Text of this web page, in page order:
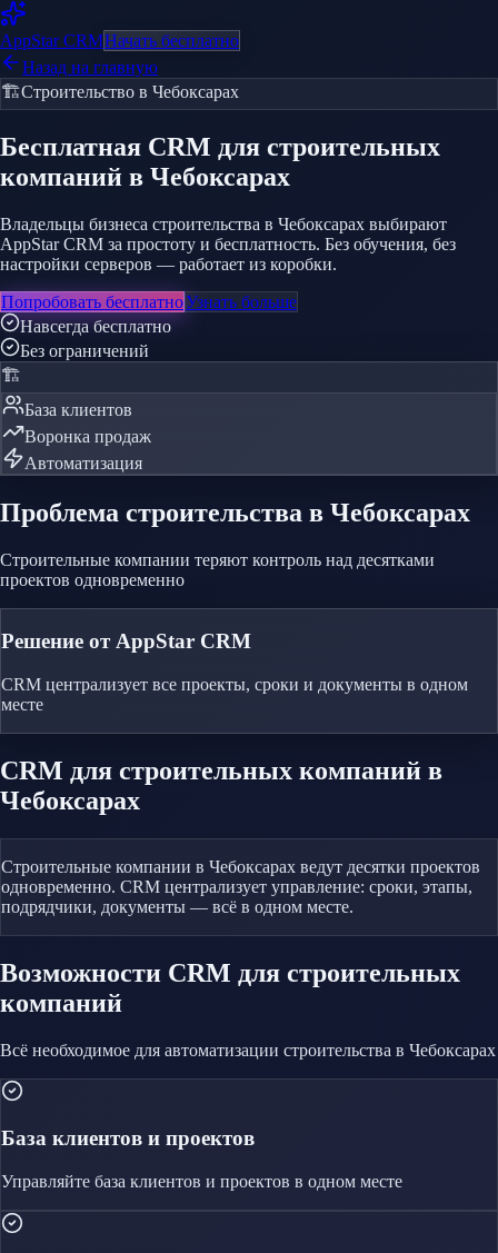
AppStarCRMНачать бесплатно
Назад на главную
🏗️Строительство в Чебоксарах
Бесплатная CRM для строительных
компаний в Чебоксарах
Владельцы бизнеса строительства в Чебоксарах выбирают
AppStar CRM за простоту и бесплатность. Без обучения, без
настройки серверов — работает из коробки.
Попробовать бесплатноУзнать больше
Навсегда бесплатно
Без ограничений
🏗️
База клиентов
Воронка продаж
Автоматизация
Проблема строительства в Чебоксарах
Строительные компании теряют контроль над десятками
проектов одновременно
Решение от AppStar CRM
CRM централизует все проекты, сроки и документы в одном
месте
CRM для строительных компаний в
Чебоксарах
Строительные компании в Чебоксарах ведут десятки проектов
одновременно. CRM централизует управление: сроки, этапы,
подрядчики, документы — всё в одном месте.
Возможности CRM для строительных
компаний
Всё необходимое для автоматизации строительства в Чебоксарах
База клиентов и проектов
Управляйте база клиентов и проектов в одном месте